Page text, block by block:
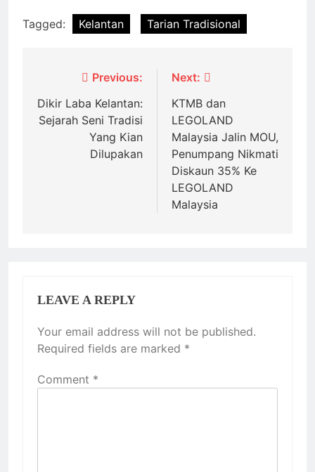
Tagged: Kelantan Tarian Tradisional
navigation
Previous:
Dikir Laba Kelantan:
Sejarah Seni Tradisi
Yang Kian
Dilupakan
Next:
KTMB dan
LEGOLAND
Malaysia Jalin MOU,
Penumpang Nikmati
Diskaun 35% Ke
LEGOLAND
Malaysia
LEAVE A REPLY
Your email address will not be published.
Required fields are marked *
Comment *